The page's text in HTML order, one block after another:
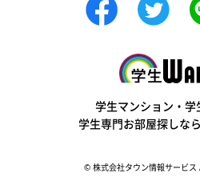
学生マンション・学
学生専門お部屋探しな
© 株式会社タウン情報サービ